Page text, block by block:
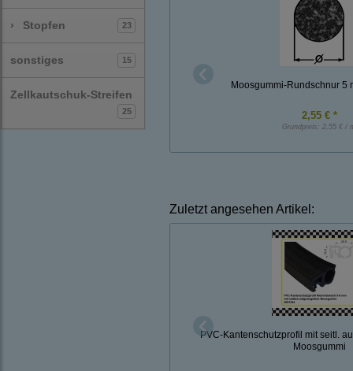
› Stopfen 23
sonstiges 15
Zellkautschuk-Streifen
25
Moosgummi-Rundschnur 5
2,55 € *
Grundpreis: 2,55 € /
Zuletzt angesehen Artikel:
PVC-Kantenschutzprofil mit seitl.
Moosgummi